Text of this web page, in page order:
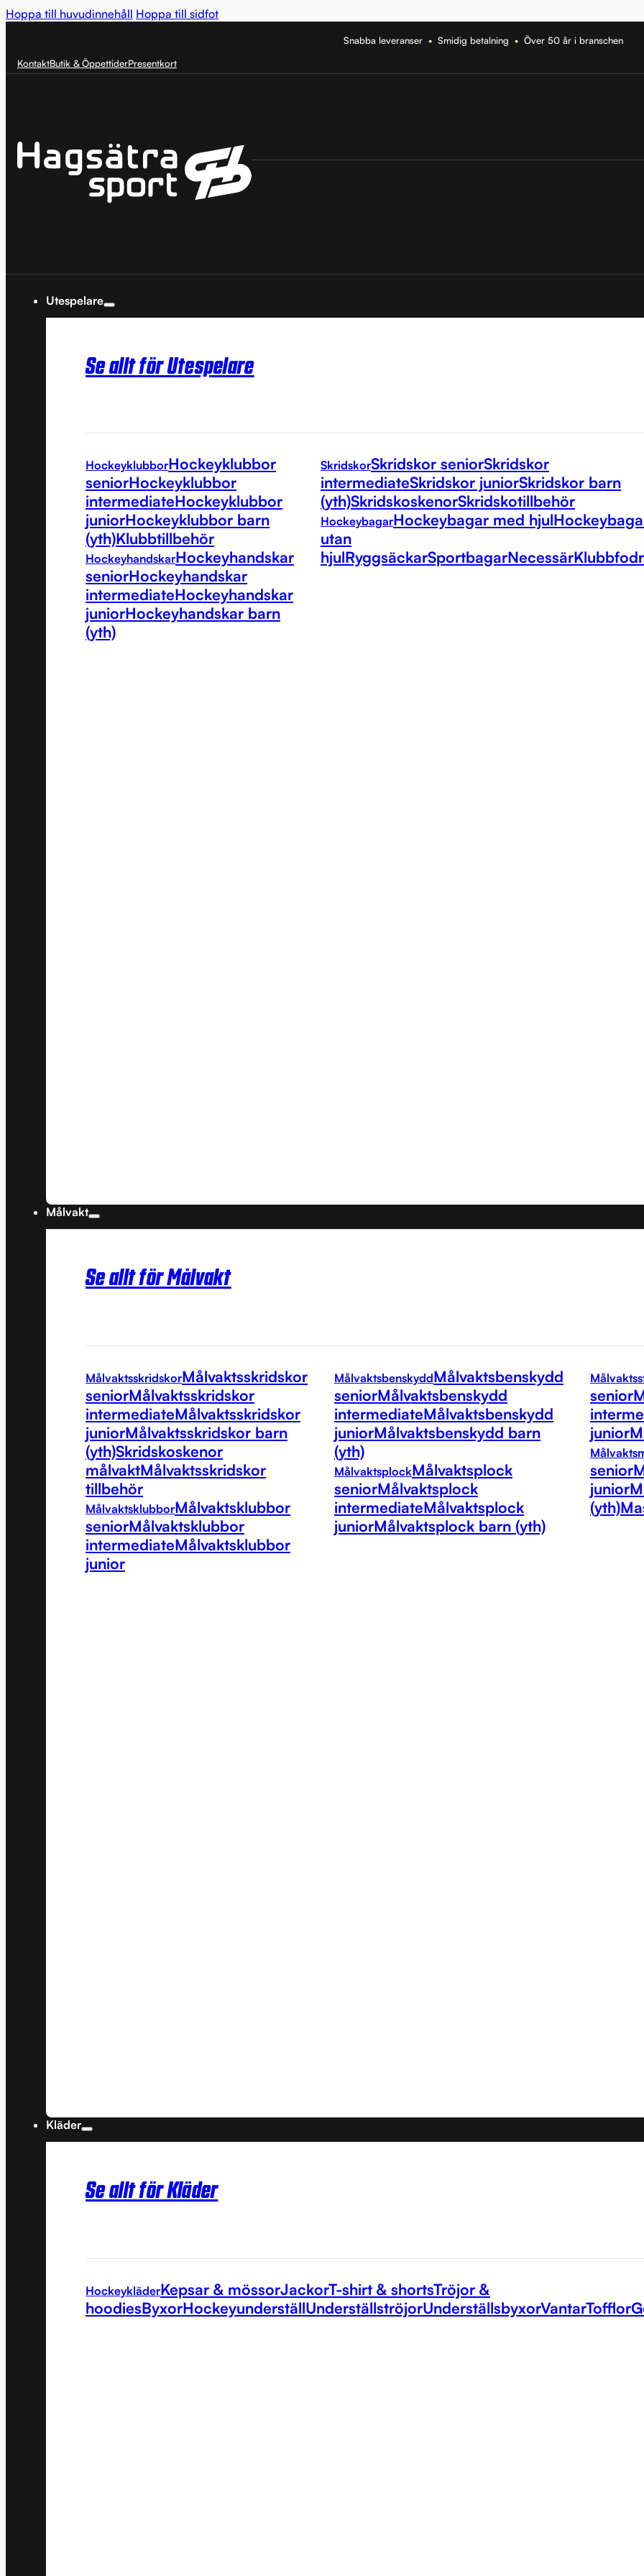
Hoppa till huvudinnehåll Hoppa till sidfot
Snabba leveranser •Smidig betalning •Över 50 år i branschen
KontaktButik & ÖppettiderPresentkort
Utespelare
Se allt för Utespelare
HockeyklubborHockeyklubbor
seniorHockeyklubbor
intermediateHockeyklubbor
juniorHockeyklubbor barn
(yth)Klubbtillbehör
HockeyhandskarHockeyhandskar
seniorHockeyhandskar
intermediateHockeyhandskar
juniorHockeyhandskar barn
(yth)
SkridskorSkridskor seniorSkridskor
intermediateSkridskor juniorSkridskor barn
(yth)SkridskoskenorSkridskotillbehör
HockeybagarHockeybagar med hjul
utan
hjulRyggsäckarSportbagarNecessär
Målvakt
Se allt för Målvakt
MålvaktsskridskorMålvaktsskridskor
seniorMålvaktsskridskor
intermediateMålvaktsskridskor
juniorMålvaktsskridskor barn
(yth)Skridskoskenor
målvaktMålvaktsskridskor
tillbehör
MålvaktsklubborMålvaktsklubbor
seniorMålvaktsklubbor
intermediateMålvaktsklubbor
junior
MålvaktsbenskyddMålvaktsbenskydd
seniorMålvaktsbenskydd
intermediateMålvaktsbenskydd
juniorMålvaktsbenskydd barn
(yth)
MålvaktsplockMålvaktsplock
seniorMålvaktsplock
intermediateMålvaktsplock
juniorMålvaktsplock barn (yth)
senior
junior
senior
junior
(yth)
Kläder
Se allt för Kläder
HockeykläderKepsar & mössorJackorT-shirt & shortsTröjor &
hoodiesByxorHockeyunderställUnderställströjorUnderställsbyxorVantarTofflor